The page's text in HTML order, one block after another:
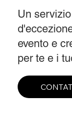
Un
evento e
per te e i